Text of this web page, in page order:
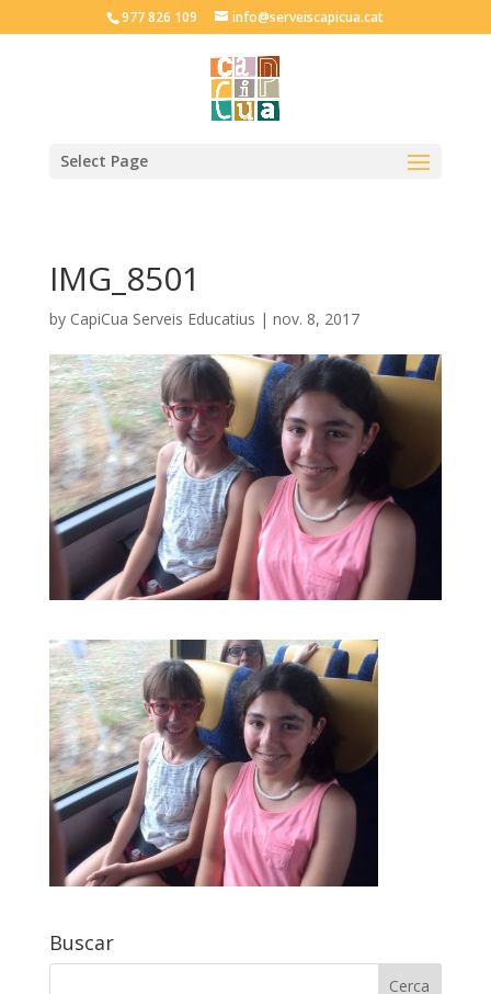
977 826 109 info@serveiscapicua.cat
Select Page
IMG_8501
by CapiCua Serveis Educatius | nov. 8, 2017
Buscar